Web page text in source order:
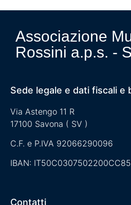
Associazione
Rossini a.p.s. -
Sede legale e dati fiscali e
Via Astengo 11 R
17100 Savona ( SV )
C.F. e P.IVA 92066290096
IBAN:
Contatti